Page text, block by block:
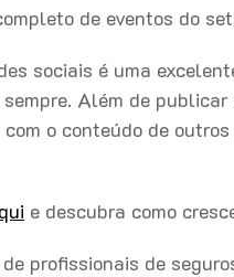
de eventos do
sociais é uma
Além de
o conteúdo de
e descubra como
profissionais de